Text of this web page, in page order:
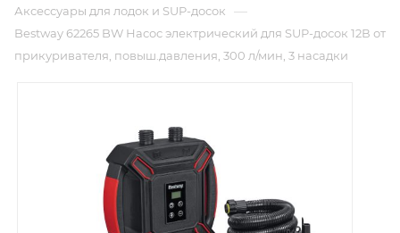
Аксессуары для лодок и SUP-досок —
Bestway 62265 BW Насос электрический для SUP-досок 12В от
прикуривателя, повыш.давления, 300 л/мин, 3 насадки